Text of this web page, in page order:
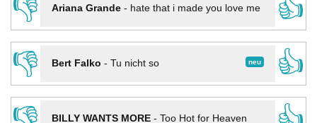
👎
Ariana Grande- hate that i made you love me
👍
👎
neu
Bert Falko - Tu nicht so
👍
BILLY WANTS MORE- Too Hot for Heaven